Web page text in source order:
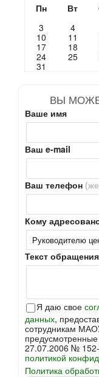
Пн
Вт
3
4
10
11
17
18
24
25
31
ВЫ
Ваше имя
Ваш e-mail
Ваш телефон
Кому
Текст обращения
Я даю свое
данных,
сотрудникам
27.07.2006 №
политикой
Политика